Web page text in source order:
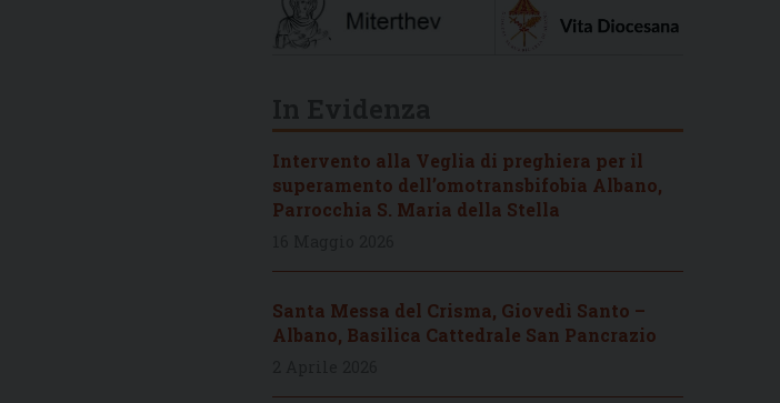
Intervento alla Veglia di preghiera per il
superamento dell’omotransbifobia Albano,
Parrocchia S. Maria della Stella
Santa Messa del Crisma, Giovedì Santo –
Albano, Basilica Cattedrale San Pancrazio